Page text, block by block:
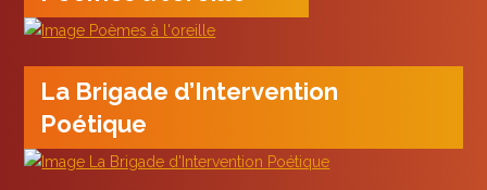
La Brigade d’Intervention
Poétique